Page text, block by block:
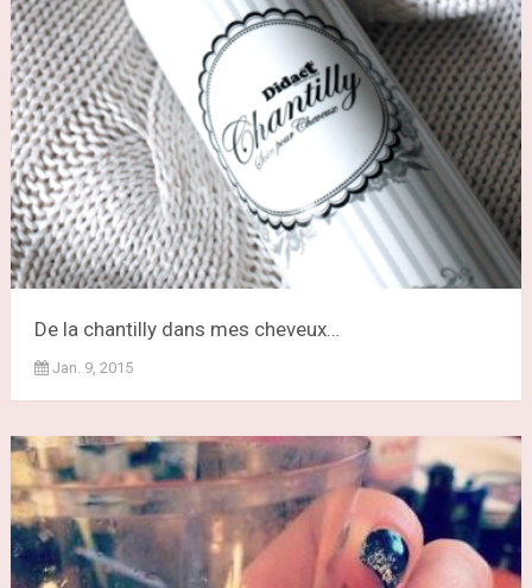
De la chantilly dans mes cheveux…
Jan. 9, 2015